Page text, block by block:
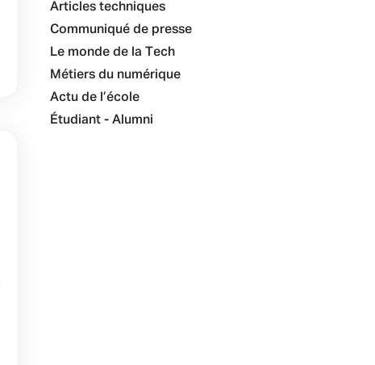
Articles techniques
Communiqué de presse
Le monde de la Tech
Métiers du numérique
Actu de l’école
Étudiant - Alumni